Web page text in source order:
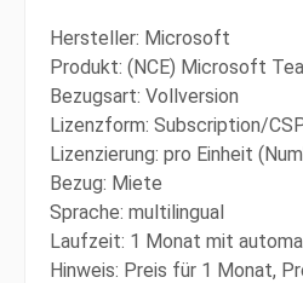
Hersteller: Microsoft
Produkt: (NCE) Microsoft
Bezugsart: Vollversion
Lizenzform: Subscription/
Lizenzierung: pro Einheit
Bezug: Miete
Sprache: multilingual
Laufzeit: 1 Monat mit
Hinweis: Preis für 1 Monat,